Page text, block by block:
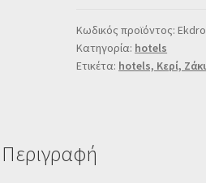
Κωδικός προϊόντος:
Κατηγορία: hotels
Ετικέτα: hotels, Κερί,
Περιγραφή